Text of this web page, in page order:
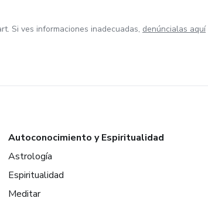
Si ves informaciones inadecuadas, denúncialas aquí
Autoconocimiento y Espiritualidad
Astrología
Espiritualidad
Meditar